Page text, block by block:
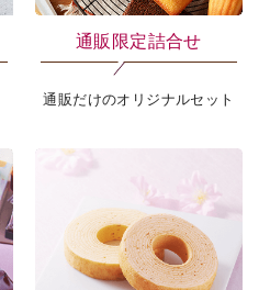
通販限定詰合せ
通販だけのオリジナルセット